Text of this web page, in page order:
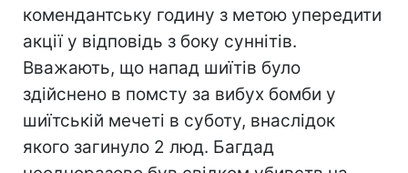
комендантську годину з метою упередити
акції у відповідь з боку суннітів.
Вважають, що напад шиїтів було
здійснено в помсту за вибух бомби у
шиїтській мечеті в суботу, внаслідок
якого загинуло 2 люд. Багдад